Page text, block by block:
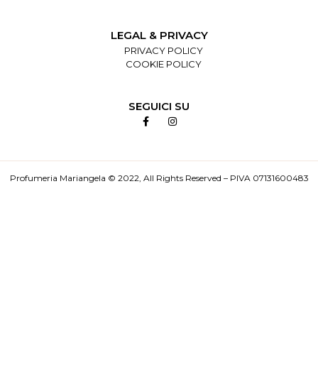
LEGAL & PRIVACY
PRIVACY POLICY
COOKIE POLICY
SEGUICI SU
Profumeria Mariangela © 2022, All Rights Reserved – PIVA 07131600483